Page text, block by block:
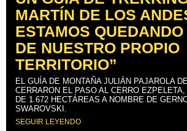
MARTÍN DE LOS
ESTAMOS
DE NUESTRO PROPIO
TERRITORIO”
EL GUÍA DE MONTAÑA JULIÁN PAJAROLA
CERRARON EL PASO AL CERRO
DE 1.672 HECTÁREAS A NOMBRE DE
SWAROVSKI.
SEGUIR LEYENDO